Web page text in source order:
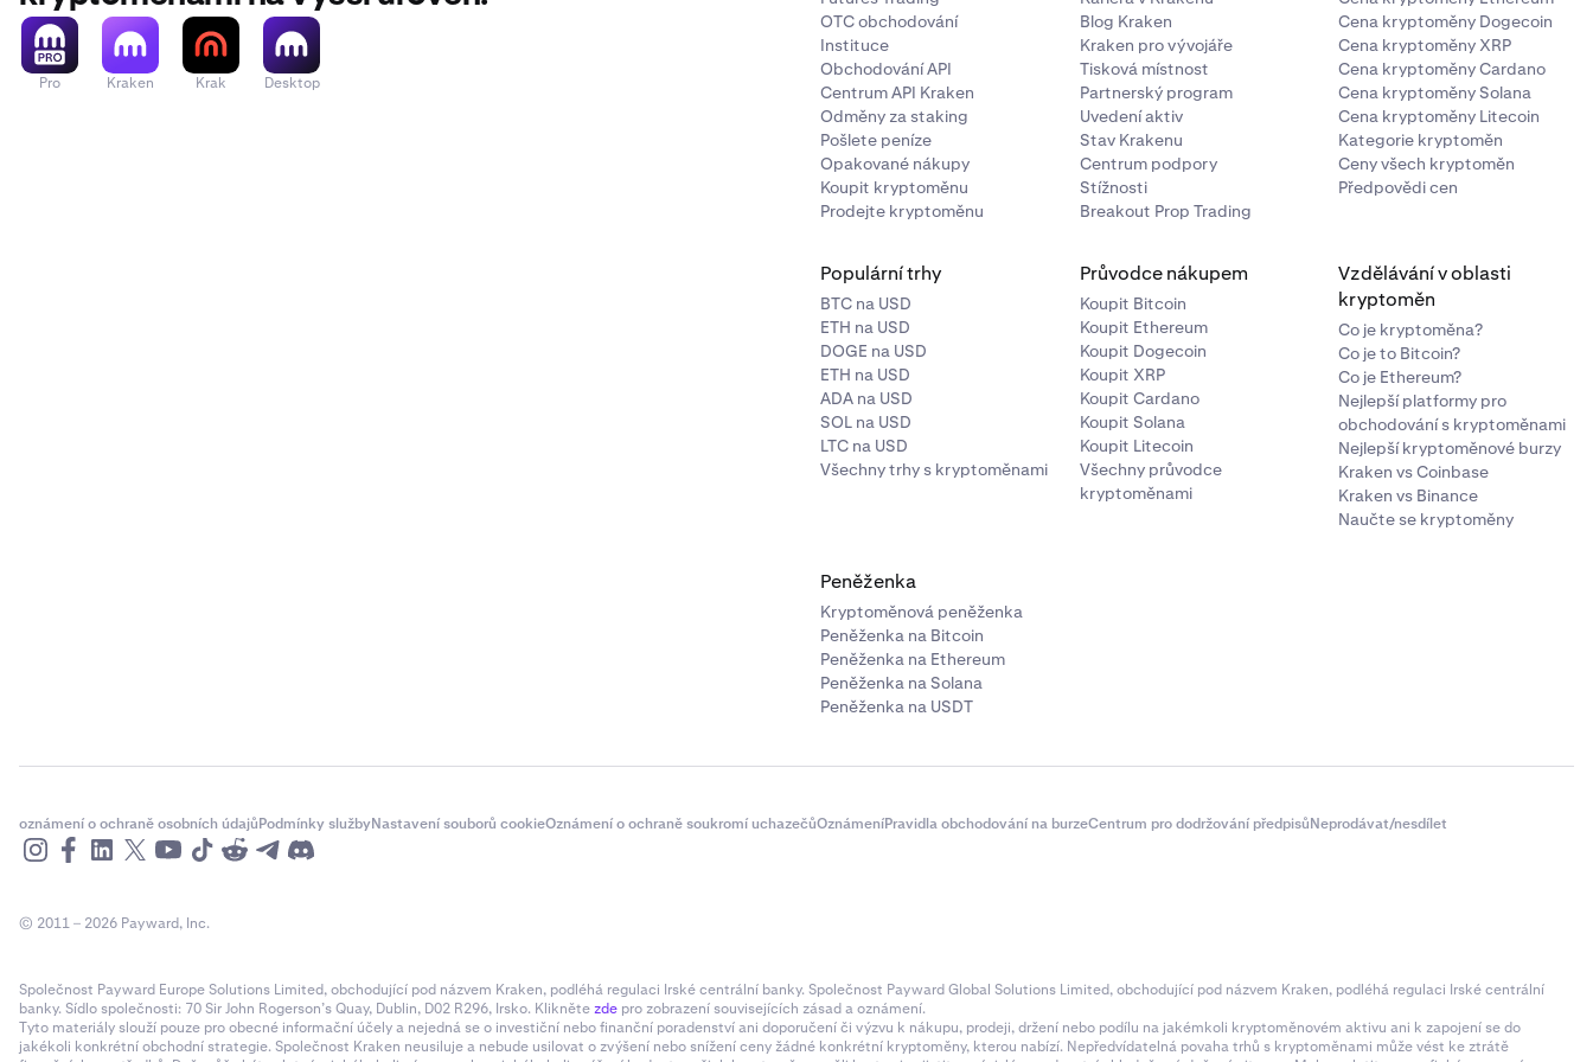
Výběr nyní přechází do stavu
Bitcoin obdržíte v aplikaci Lightning peněženky!
Pro Kraken Krak Desktop
OTC obchodování
Instituce
Obchodování API
Centrum API Kraken
Odměny za staking
Pošlete peníze
Opakované nákupy
Koupit kryptoměnu
Prodejte kryptoměnu
Blog Kraken
Kraken pro vývojáře
Tisková místnost
Partnerský program
Uvedení aktiv
Stav Krakenu
Centrum podpory
Stížnosti
Breakout Prop Trading
Cena kryptoměny Dogecoin
Cena kryptoměny XRP
Cena kryptoměny Cardano
Cena kryptoměny Solana
Cena kryptoměny Litecoin
Kategorie kryptoměn
Ceny všech kryptoměn
Předpovědi cen
Populární trhy
BTC na USD
ETH na USD
DOGE na USD
ETH na USD
ADA na USD
SOL na USD
LTC na USD
Všechny trhy s kryptoměnami
Průvodce nákupem
Koupit Bitcoin
Koupit Ethereum
Koupit Dogecoin
Koupit XRP
Koupit Cardano
Koupit Solana
Koupit Litecoin
Všechny průvodce
kryptoměnami
Vzdělávání v oblasti
kryptoměn
Co je kryptoměna?
Co je to Bitcoin?
Co je Ethereum?
Nejlepší platformy pro
obchodování s kryptoměnami
Nejlepší kryptoměnové burzy
Kraken vs Coinbase
Kraken vs Binance
Naučte se kryptoměny
Peněženka
Kryptoměnová peněženka
Peněženka na Bitcoin
Peněženka na Ethereum
Peněženka na Solana
Peněženka na USDT
oznámení o ochraně osobních údajůPodmínky službyNastavení souborů cookieOznámení o ochraně soukromí uchazečůOznámeníPravidla obchodování na burzeCentrum pro dodržování předpisůNeprodávat/nesdílet
© 2011 – 2026 Payward, Inc.
Společnost Payward Europe Solutions Limited, obchodující pod názvem Kraken, podléhá regulaci Irské centrální banky. Společnost Payward Global Solutions Limited, obchodující pod názvem Kraken, podléhá regulaci Irské centrální
banky. Sídlo společnosti: 70 Sir John Rogerson’s Quay, Dublin, D02 R296, Irsko. Kliknětezde pro zobrazení souvisejících zásad a oznámení.
Tyto materiály slouží pouze pro obecné informační účely a nejedná se o investiční nebo finanční poradenství ani doporučení či výzvu k nákupu, prodeji, držení nebo podílu na jakémkoli kryptoměnovém aktivu ani k zapojení se do
jakékoli konkrétní obchodní strategie. Společnost Kraken neusiluje a nebude usilovat o zvýšení nebo snížení ceny žádné konkrétní kryptoměny, kterou nabízí. Nepředvídatelná povaha trhů s kryptoměnami může vést ke ztrátě